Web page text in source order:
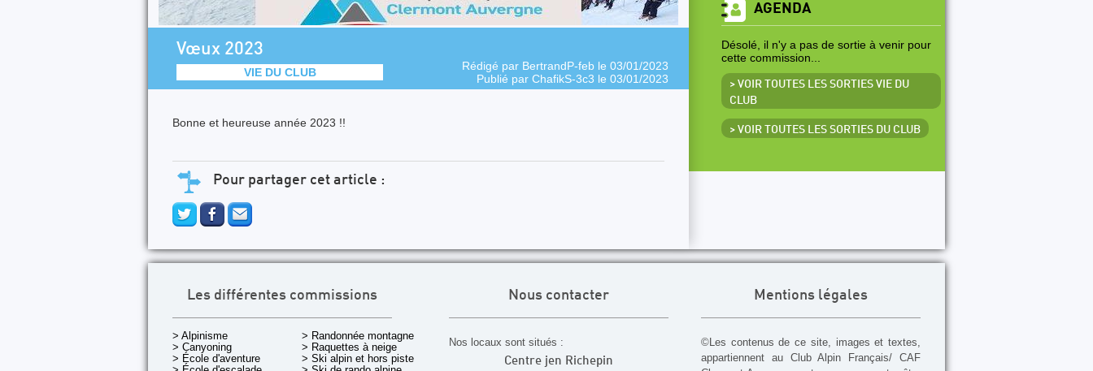
Vœux 2023
VIE DU CLUB Rédigé par BertrandP-feb le 03/01/2023
Publié par ChafikS-3c3 le 03/01/2023
Bonne et heureuse année 2023 !!
Pour partager cet article :
AGENDA
Désolé, il n'y a pas de sortie à venir pour
cette commission...
> VOIR TOUTES LES SORTIES VIE DU
CLUB
> VOIR TOUTES LES SORTIES DU CLUB
Les différentes commissions
> Alpinisme
> Canyoning
> École d'aventure
> Randonnée montagne
> Raquettes à neige
> Ski alpin et hors piste
Nous contacter
Nos locaux sont situés :
Centre jen Richepin
Mentions légales
©Les contenus de ce site, images et textes,
appartiennent au Club Alpin Français/ CAF